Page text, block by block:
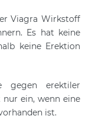
Viagra Wirkstoff
Es hat keine
keine Erektion
gegen erektiler
ein, wenn eine
ist.